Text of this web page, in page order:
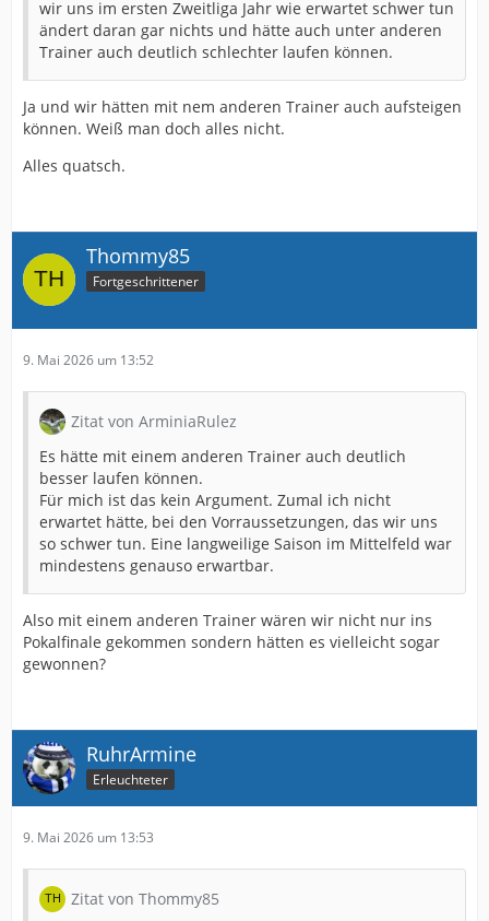
wir uns im ersten Zweitliga Jahr wie erwartet schwer tun
ändert daran gar nichts und hätte auch unter anderen
Trainer auch deutlich schlechter laufen können.
Ja und wir hätten mit nem anderen Trainer auch aufsteigen
können. Weiß man doch alles nicht.
Alles quatsch.
Thommy85
Fortgeschrittener
9. Mai 2026 um 13:52
Zitat von ArminiaRulez
Es hätte mit einem anderen Trainer auch deutlich
besser laufen können.
Für mich ist das kein Argument. Zumal ich nicht
erwartet hätte, bei den Vorraussetzungen, das wir uns
so schwer tun. Eine langweilige Saison im Mittelfeld war
mindestens genauso erwartbar.
Also mit einem anderen Trainer wären wir nicht nur ins
Pokalfinale gekommen sondern hätten es vielleicht sogar
gewonnen?
RuhrArmine
Erleuchteter
9. Mai 2026 um 13:53
Zitat von Thommy85